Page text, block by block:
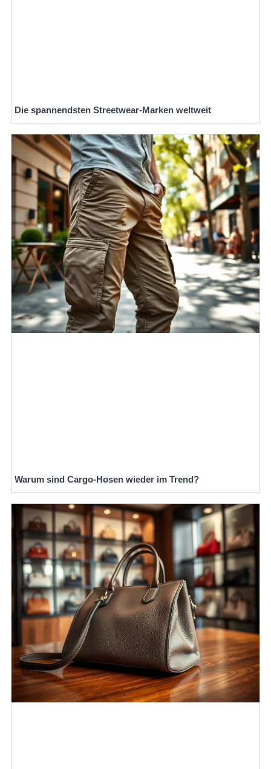
Die spannendsten Streetwear-Marken weltweit
Warum sind Cargo-Hosen wieder im Trend?